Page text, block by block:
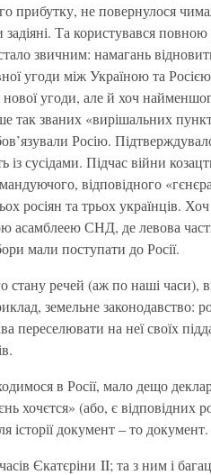
прибутку, не повернулося
Та користувався
звичним: намагань
угоди між Україною та
нової угоди, але й хоч
так званих «вирішальних
Росію.
із сусідами. Підчас війни
відповідного
росіян та трьох українців.
асамблеею СНД, де левова
мали поступати до Росії.
речей (аж по наші часи),
земельне законодавство:
переселювати на неї своїх
в Росії, мало дещо
хочєтся» (або, є відповідних
історії документ – то документ.
Єкатєріни II; та з ним і